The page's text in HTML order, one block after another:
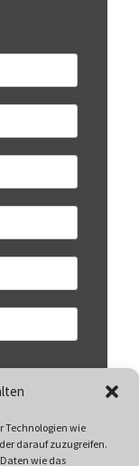
Technologien wie
darauf zuzugreifen.
wie das